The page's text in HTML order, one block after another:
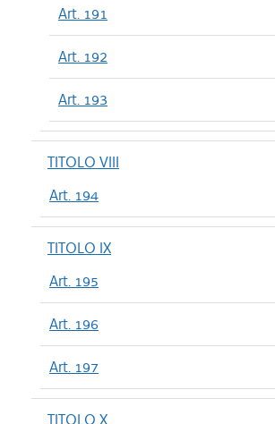
Art. 191
Art. 192
Art. 193
TITOLO VIII
Art. 194
TITOLO IX
Art. 195
Art. 196
Art. 197
TITOLO X